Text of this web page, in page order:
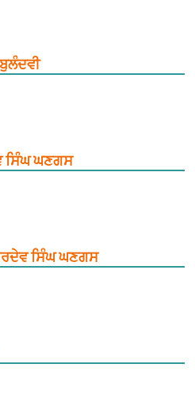
ਸਿੰਘ ਘਣਗਸ
ਸਿੰਘ ਘਣਗਸ